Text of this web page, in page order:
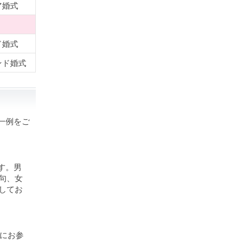
婚式
婚式
ド婚式
例をご
。男
、女
てお
お参